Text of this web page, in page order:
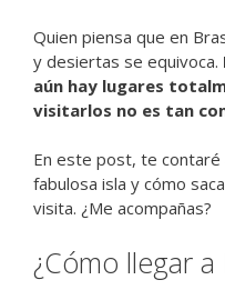
Quien piensa que en
y desiertas se equivoca.
aún hay lugares
visitarlos no es tan
En este post, te
fabulosa isla y cómo
visita. ¿Me acompañas?
¿Cómo llegar a